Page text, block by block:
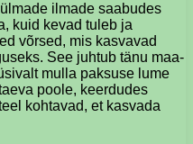
ilmade saabudes
kuid kevad tuleb ja
võrsed, mis kasvavad
See juhtub tänu maa-
mulla paksuse lume
poole, keerdudes
kohtavad, et kasvada